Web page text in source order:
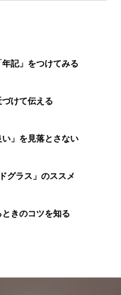
年記」をつけてみる
づけて伝える
い」を見落とさない
グラス」のススメ
ときのコツを知る